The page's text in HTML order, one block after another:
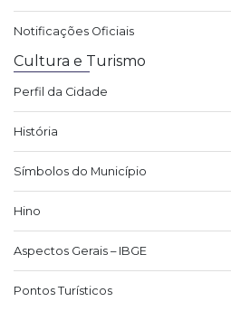
Notificações Oficiais
Cultura e Turismo
Perfil da Cidade
História
Símbolos do Município
Hino
Aspectos Gerais – IBGE
Pontos Turísticos